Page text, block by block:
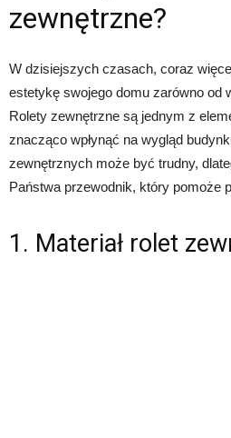
zewnętrzne?
W dzisiejszych czasach, coraz
estetykę swojego domu zarówno od
Rolety zewnętrzne są jednym z
znacząco wpłynąć na wygląd
zewnętrznych może być trudny,
Państwa przewodnik, który pomoże
1. Materiał rolet